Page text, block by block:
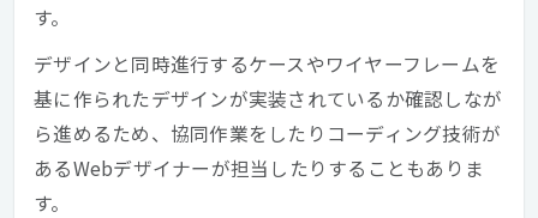
す。
デザインと同時進行するケースやワイヤーフレームを
基に作られたデザインが実装されているか確認しなが
ら進めるため、協同作業をしたりコーディング技術が
あるWebデザイナーが担当したりすることもありま
す。